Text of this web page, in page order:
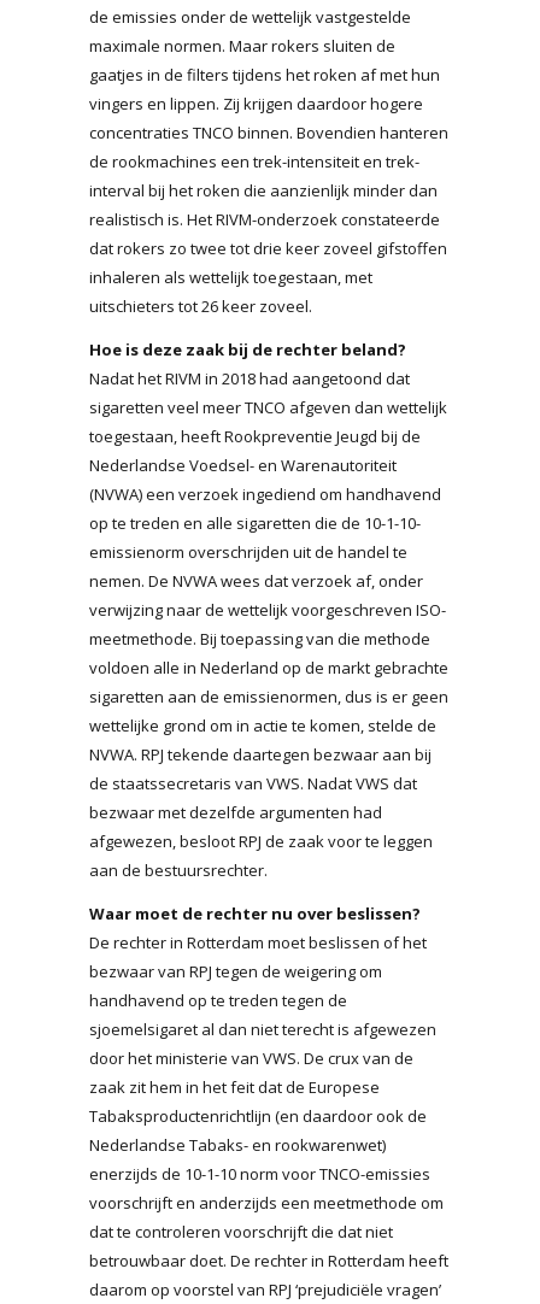
de emissies onder de wettelijk vastgestelde
maximale normen. Maar rokers sluiten de
gaatjes in de filters tijdens het roken af met hun
vingers en lippen. Zij krijgen daardoor hogere
concentraties TNCO binnen. Bovendien hanteren
de rookmachines een trek-intensiteit en trek-
interval bij het roken die aanzienlijk minder dan
realistisch is. Het RIVM-onderzoek constateerde
dat rokers zo twee tot drie keer zoveel gifstoffen
inhaleren als wettelijk toegestaan, met
uitschieters tot 26 keer zoveel.
Hoe is deze zaak bij de rechter beland?
Nadat het RIVM in 2018 had aangetoond dat
sigaretten veel meer TNCO afgeven dan wettelijk
toegestaan, heeft Rookpreventie Jeugd bij de
Nederlandse Voedsel- en Warenautoriteit
(NVWA) een verzoek ingediend om handhavend
op te treden en alle sigaretten die de 10-1-10-
emissienorm overschrijden uit de handel te
nemen. De NVWA wees dat verzoek af, onder
verwijzing naar de wettelijk voorgeschreven ISO-
meetmethode. Bij toepassing van die methode
voldoen alle in Nederland op de markt gebrachte
sigaretten aan de emissienormen, dus is er geen
wettelijke grond om in actie te komen, stelde de
NVWA. RPJ tekende daartegen bezwaar aan bij
de staatssecretaris van VWS. Nadat VWS dat
bezwaar met dezelfde argumenten had
afgewezen, besloot RPJ de zaak voor te leggen
aan de bestuursrechter.
Waar moet de rechter nu over beslissen?
De rechter in Rotterdam moet beslissen of het
bezwaar van RPJ tegen de weigering om
handhavend op te treden tegen de
sjoemelsigaret al dan niet terecht is afgewezen
door het ministerie van VWS. De crux van de
zaak zit hem in het feit dat de Europese
Tabaksproductenrichtlijn (en daardoor ook de
Nederlandse Tabaks- en rookwarenwet)
enerzijds de 10-1-10 norm voor TNCO-emissies
voorschrijft en anderzijds een meetmethode om
dat te controleren voorschrijft die dat niet
betrouwbaar doet. De rechter in Rotterdam heeft
daarom op voorstel van RPJ ‘prejudiciële vragen’